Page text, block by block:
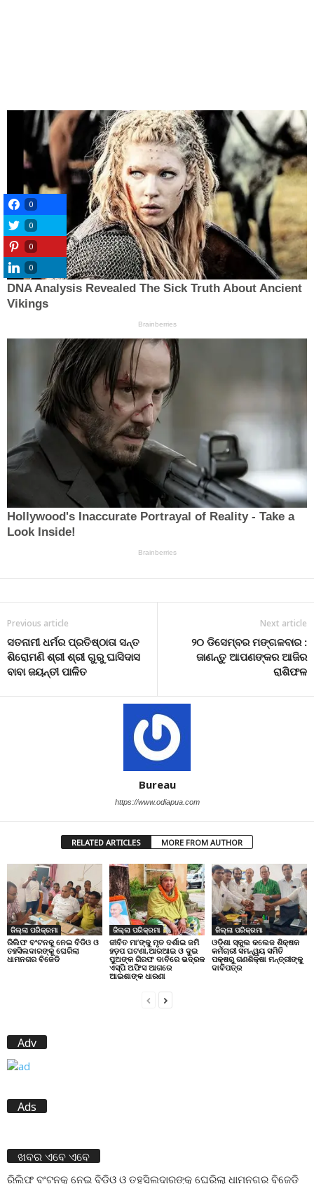
Previous article
ସତନାମୀ ଧର୍ମର ପ୍ରତିଷ୍ଠାତା ସନ୍ତ
ଶିରୋମଣି ଶ୍ରୀ ଶ୍ରୀ ଗୁରୁ ଘାସିଦାସ
ବାବା ଜୟନ୍ତୀ ପାଳିତ
Next article
୨୦ ଡିସେମ୍ବର ମଙ୍ଗଳବାର :
ଜାଣନ୍ତୁ ଆପଣଙ୍କର ଆଜିର
ରାଶିଫଳ
Bureau
https://www.odiapua.com
RELATED ARTICLES MORE FROM AUTHOR
ଜିଲ୍ଲା ପରିକ୍ରମା
ରିଲିଫ ବଂଟନକୁ ନେଇ ବିଡିଓ ଓ
ତହସିଲଦାରଙ୍କୁ ଘେରିଲା
ଧାମନଗର ବିଜେଡି
ଜିଲ୍ଲା ପରିକ୍ରମା
ଜୀବିତ ମା’ଙ୍କୁ ମୃତ ଦର୍ଶାଇ ଜମି
ହଡ଼ପ ଘଟଣା,ଆରଆଇ ଓ ଦୁଇ
ପୁଅଙ୍କ ଗିରଫ ଦାବିରେ ଭଦ୍ରକ
ଏସ୍‌ପି ଅଫିସ ଆଗରେ
ଆଇଶାଙ୍କ ଧାରଣା
ଜିଲ୍ଲା ପରିକ୍ରମା
ଓଡ଼ିଶା ସ୍କୁଲ କଲେଜ ଶିକ୍ଷକ
କର୍ମଚାରୀ ସମନ୍ୱୟ ସମିତି
ପକ୍ଷରୁ ଗଣଶିକ୍ଷା ମନ୍ତ୍ରୀଙ୍କୁ
ଦାବିପତ୍ର
Adv
Ads
ଖବର ଏବେ ଏବେ
ରିଲିଫ ବଂଟନକୁ ନେଇ ବିଡିଓ ଓ ତହସିଲଦାରଙ୍କୁ ଘେରିଲା ଧାମନଗର ବିଜେଡି
0
0
0
0